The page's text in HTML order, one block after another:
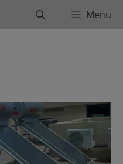
BuscarMenu